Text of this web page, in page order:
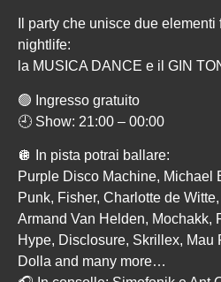
Il party che unisce due
nightlife:
la MUSICA DANCE e il GIN
🟢 Ingresso gratuito
🕘 Show: 21:00 – 00:00
🪩 In pista potrai ballare:
Purple Disco Machine, Michael
Punk, Fisher, Charlotte de
Armand Van Helden, Mochakk,
Hype, Disclosure, Skrillex, Mau
Dolla and many more…